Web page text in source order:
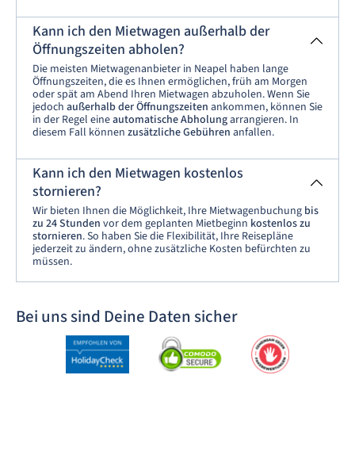
Kann ich den Mietwagen außerhalb der
Öffnungszeiten abholen?
Die meisten Mietwagenanbieter in Neapel haben lange
Öffnungszeiten, die es Ihnen ermöglichen, früh am Morgen
oder spät am Abend Ihren Mietwagen abzuholen. Wenn Sie
jedoch außerhalb der Öffnungszeiten ankommen, können Sie
in der Regel eineautomatische Abholungarrangieren. In
diesem Fall können zusätzliche Gebühren anfallen.
Kann ich den Mietwagen kostenlos
stornieren?
Wir bieten Ihnen die Möglichkeit, Ihre Mietwagenbuchung bis
zu 24 Stunden vor dem geplanten Mietbeginn kostenlos zu
stornieren. So haben Sie die Flexibilität, Ihre Reisepläne
jederzeit zu ändern, ohne zusätzliche Kosten befürchten zu
müssen.
Bei uns sind Deine Daten sicher